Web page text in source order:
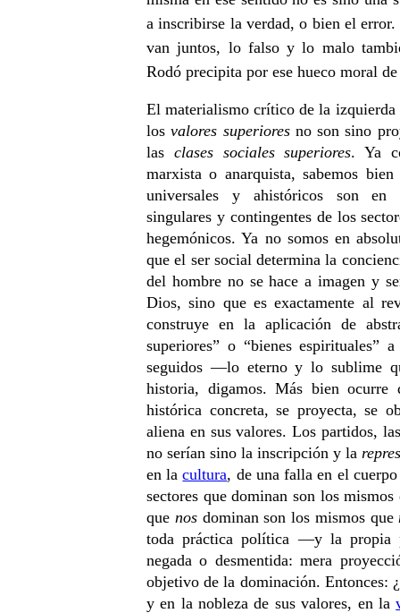
a inscribirse la verdad, o bien el
van juntos, lo falso y lo malo
Rodó precipita por ese hueco moral
El materialismo crítico de la izquierda
losvalores superioresno son sino
las clases sociales superiores. Ya
marxista o anarquista, sabemos
universales y ahistóricos son en
singulares y contingentes de los
hegemónicos. Ya no somos en
que el ser social determina la
del hombre no se hace a imagen y
Dios, sino que es exactamente al
construye en la aplicación de
superiores” o “bienes espirituales”
seguidos —lo eterno y lo sublime
historia, digamos. Más bien ocurre
histórica concreta, se proyecta, se
aliena en sus valores. Los partidos,
no serían sino la inscripción y la
en lacultura, de una falla en el
sectores que dominan son los mismos
que nosdominan son los mismos que
toda práctica política —y la propia
negada o desmentida: mera
objetivo de la dominación. Entonces:
y en la nobleza de sus valores, en la